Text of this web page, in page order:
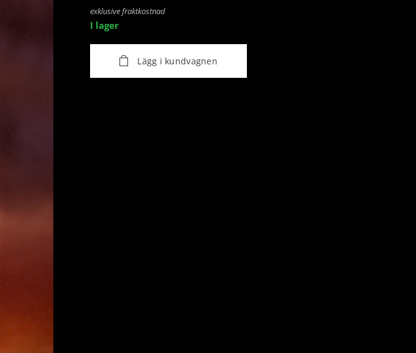
exklusive fraktkostnad
I lager
Lägg i kundvagnen